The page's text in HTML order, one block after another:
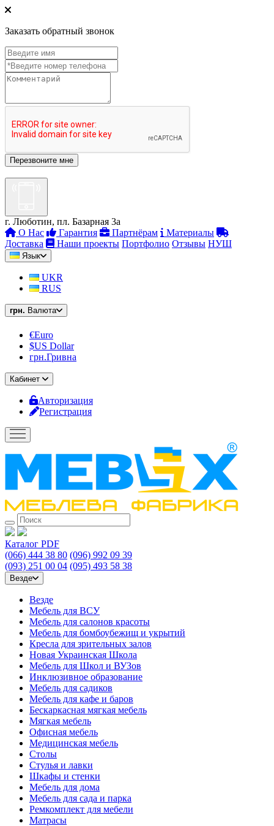
Заказать обратный звонок
г. Люботин, пл. Базарная 3а
О Нас
Гарантия Партнёрам
Материалы
Доставка
Наши проекты Портфолио Отзывы НУШ
Язык
UKR
RUS
грн. Валюта
€Euro
$US Dollar
грн.Гривна
Кабинет
Авторизация
Регистрация
Каталог PDF
(066) 444 38 80 (096) 992 09 39
(093) 251 00 04 (095) 493 58 38
Везде
Везде
Мебель для ВСУ
Мебель для салонов красоты
Мебель для бомбоубежищ и укрытий
Кресла для зрительных залов
Новая Украинская Школа
Мебель для Школ и ВУЗов
Инклюзивное образование
Мебель для садиков
Мебель для кафе и баров
Бескаркасная мягкая мебель
Мягкая мебель
Офисная мебель
Медицинская мебель
Столы
Стулья и лавки
Шкафы и стенки
Мебель для дома
Мебель для сада и парка
Ремкомплект для мебели
Матрасы